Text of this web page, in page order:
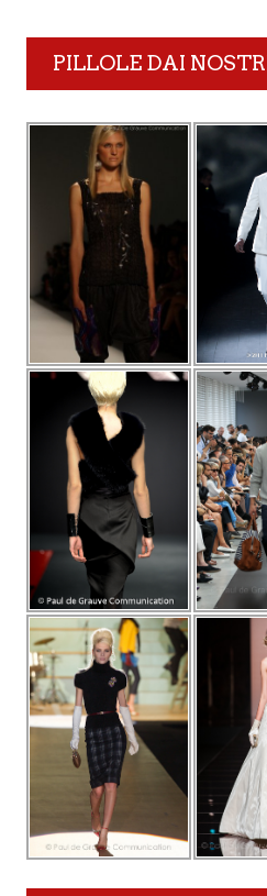
PILLOLE DAI